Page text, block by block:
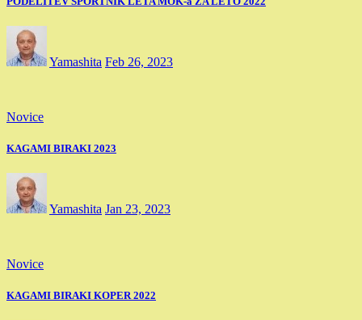
Yamashita Feb 26, 2023
Novice
KAGAMI BIRAKI 2023
Yamashita Jan 23, 2023
Novice
KAGAMI BIRAKI KOPER 2022